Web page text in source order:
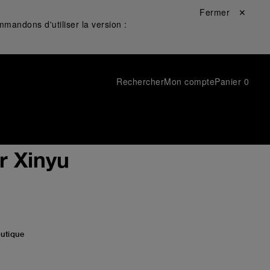
d'utiliser la version :
Fermer ✕
RechercherMon comptePanier 0
Xinyu